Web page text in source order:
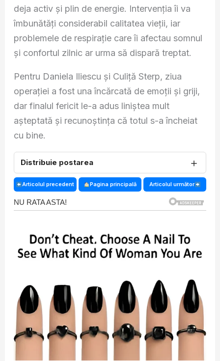
deja activ și plin de energie. Intervenția îi va
îmbunătăți considerabil calitatea vieții, iar
problemele de respirație care îi afectau somnul
și confortul zilnic ar urma să dispară treptat.
Pentru Daniela Iliescu și Culiță Sterp, ziua
operației a fost una încărcată de emoții și griji,
dar finalul fericit le-a adus liniștea mult
așteptată și recunoștința că totul s-a încheiat
cu bine.
Distribuie postarea ＋
Articolul precedent Pagina principală Articolul următor